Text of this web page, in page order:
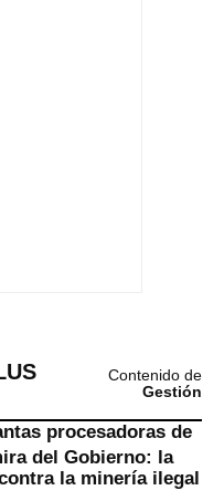
Contenido de
Gestión
procesadoras de
del Gobierno: la
la minería ilegal